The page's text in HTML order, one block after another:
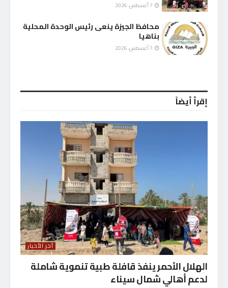
محافظ الجيزة ينعى رئيس الوحدة المحلية
بناهيا
إقرأ أيضاً
آخر الأخبار
الهلال الأحمر ينفذ قافلة طبية تنموية شاملة
لدعم أهالي شمال سيناء